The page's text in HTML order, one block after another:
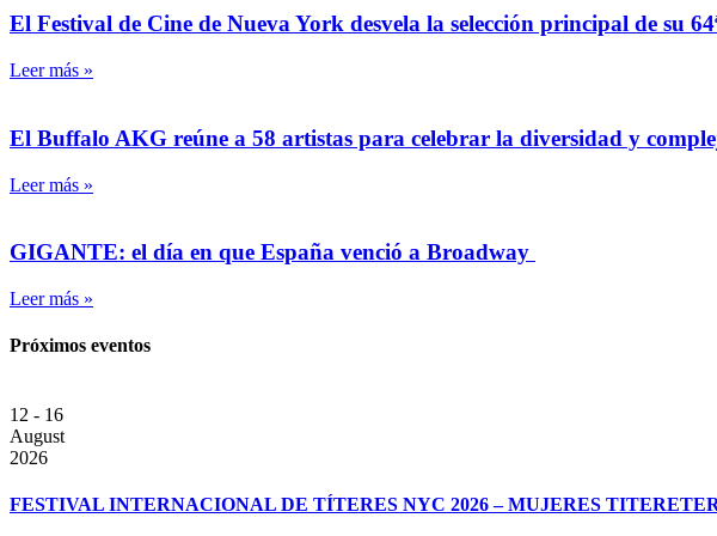
El Festival de Cine de Nueva York desvela la selección principal de su
Leer más »
El Buffalo AKG reúne a 58 artistas para celebrar la diversidad y
Leer más »
GIGANTE: el día en que España venció a Broadway
Leer más »
Próximos eventos
12 - 16
August
2026
FESTIVAL INTERNACIONAL DE TÍTERES NYC 2026 – MUJERES